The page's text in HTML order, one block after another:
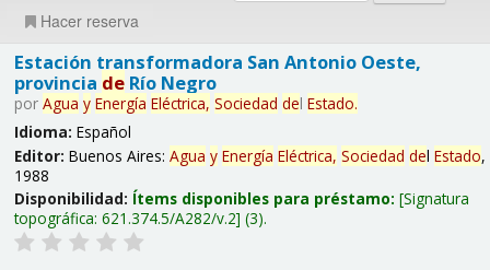
Hacer reserva
Estación transformadora San Antonio Oeste,
provincia deRío Negro
por Agua y Energía Eléctrica, Sociedad del Estado.
Idioma: Español
Editor: Buenos Aires: Agua y Energía Eléctrica, Sociedad del Estado,
1988
Disponibilidad: Ítems disponibles para préstamo: Signatura
topográfica: 621.374.5/A282/v.2 (3).